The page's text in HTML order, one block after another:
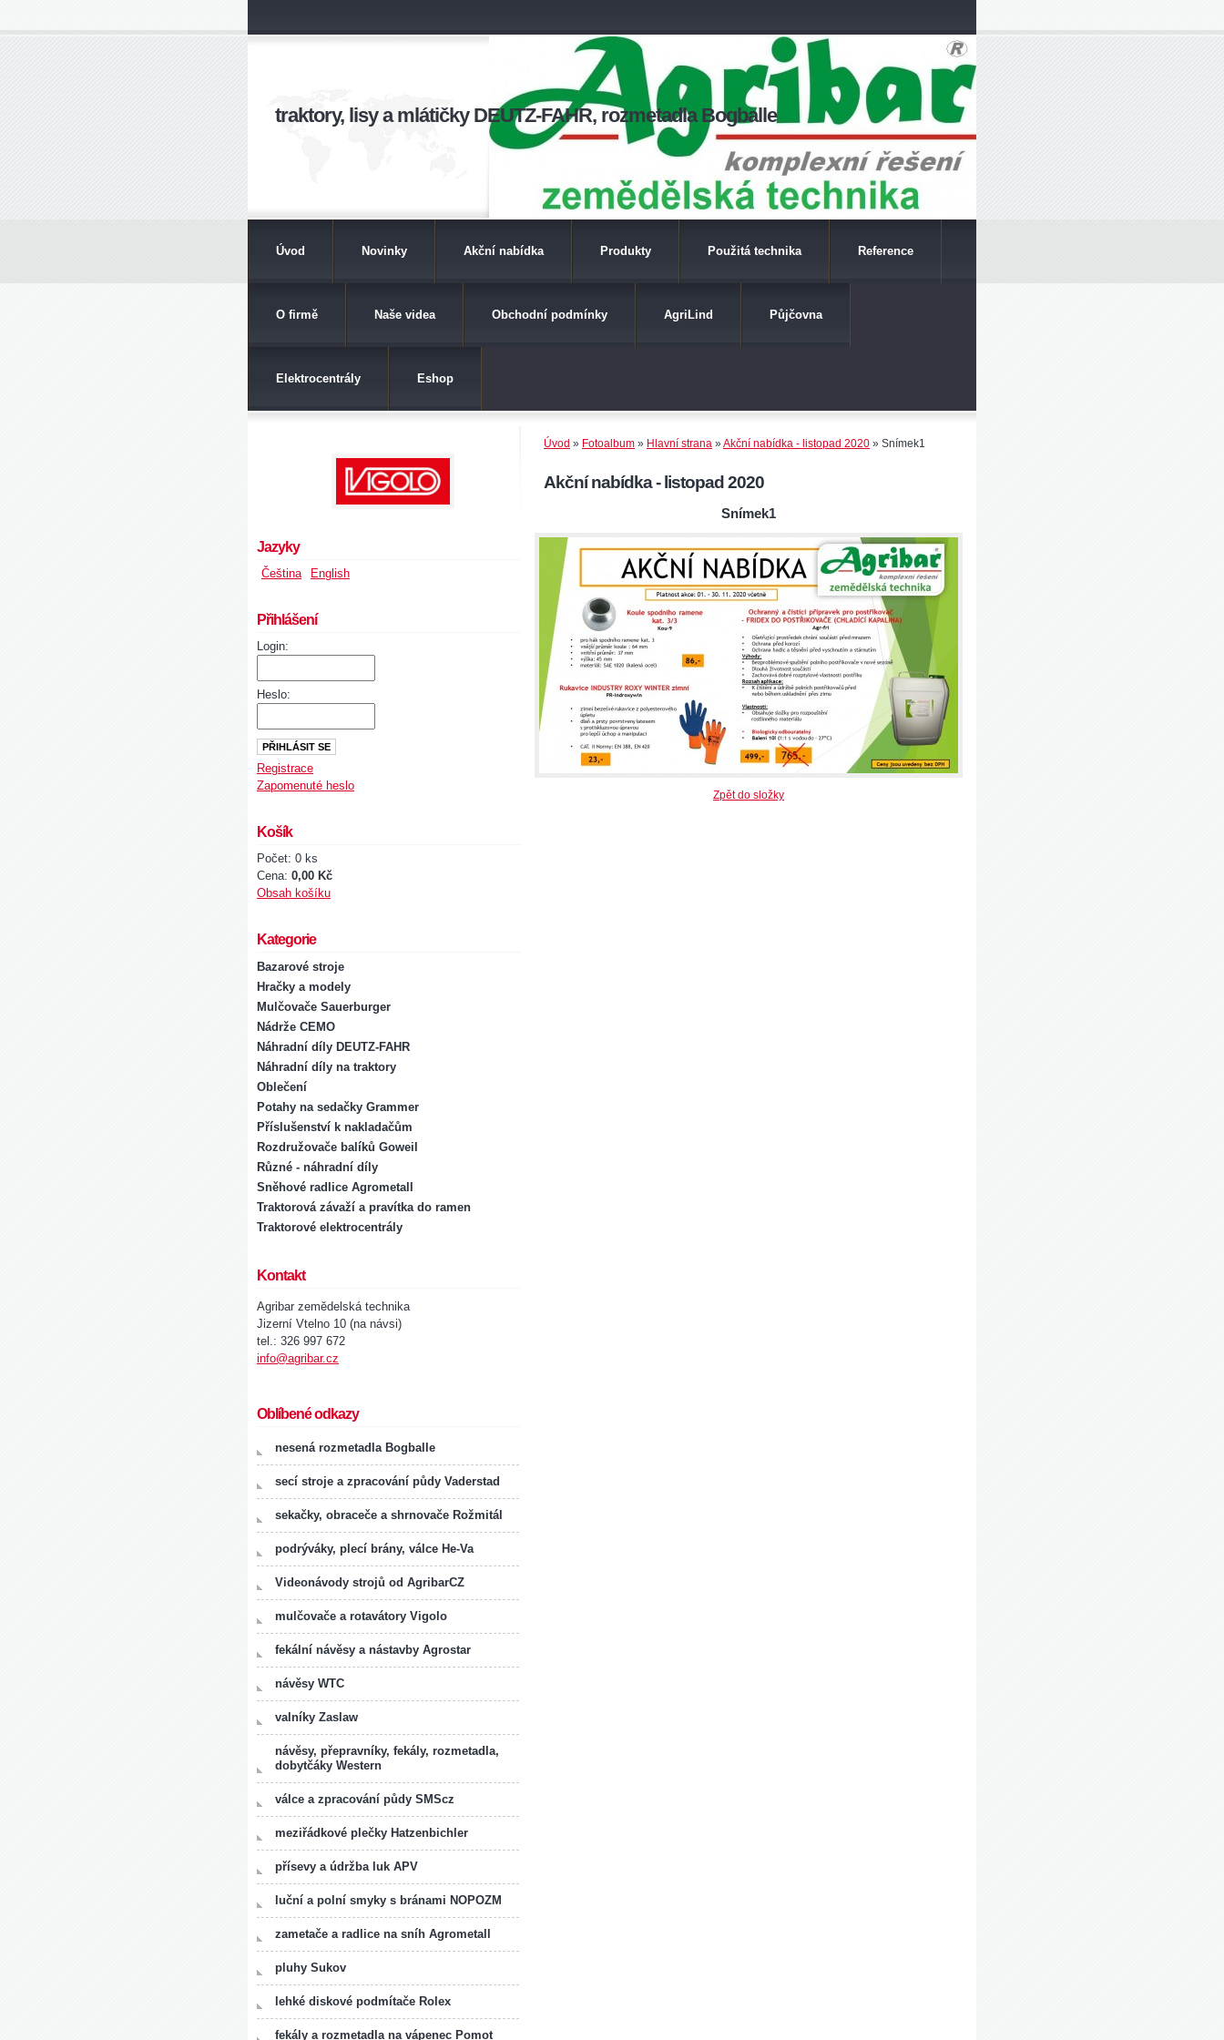
traktory, lisy a mlátičky DEUTZ-FAHR, rozmetadla Bogballe
Úvod Novinky Akční nabídka Produkty Použitá technika Reference
O firmě Naše videa Obchodní podmínky AgriLind Půjčovna
Elektrocentrály Eshop
Úvod » Fotoalbum » Hlavní strana »Akční nabídka - listopad 2020 » Snímek1
Akční nabídka - listopad 2020
Snímek1
Zpět do složky
Jazyky
Čeština English
Přihlášení
Login:
Heslo:
Registrace
Zapomenuté heslo
Košík
Počet: 0 ks
Cena: 0,00 Kč
Obsah košíku
Kategorie
Bazarové stroje
Hračky a modely
Mulčovače Sauerburger
Nádrže CEMO
Náhradní díly DEUTZ-FAHR
Náhradní díly na traktory
Oblečení
Potahy na sedačky Grammer
Příslušenství k nakladačům
Rozdružovače balíků Goweil
Různé - náhradní díly
Sněhové radlice Agrometall
Traktorová závaží a pravítka do ramen
Traktorové elektrocentrály
Kontakt
Agribar zemědelská technika
Jizerní Vtelno 10 (na návsi)
tel.: 326 997 672
info@agribar.cz
Oblíbené odkazy
nesená rozmetadla Bogballe
secí stroje a zpracování půdy Vaderstad
sekačky, obraceče a shrnovače Rožmitál
podrýváky, plecí brány, válce He-Va
Videonávody strojů od AgribarCZ
mulčovače a rotavátory Vigolo
fekální návěsy a nástavby Agrostar
návěsy WTC
valníky Zaslaw
návěsy, přepravníky, fekály, rozmetadla,
dobytčáky Western
válce a zpracování půdy SMScz
meziřádkové plečky Hatzenbichler
přísevy a údržba luk APV
luční a polní smyky s bránami NOPOZM
zametače a radlice na sníh Agrometall
pluhy Sukov
lehké diskové podmítače Rolex
fekály a rozmetadla na vápenec Pomot